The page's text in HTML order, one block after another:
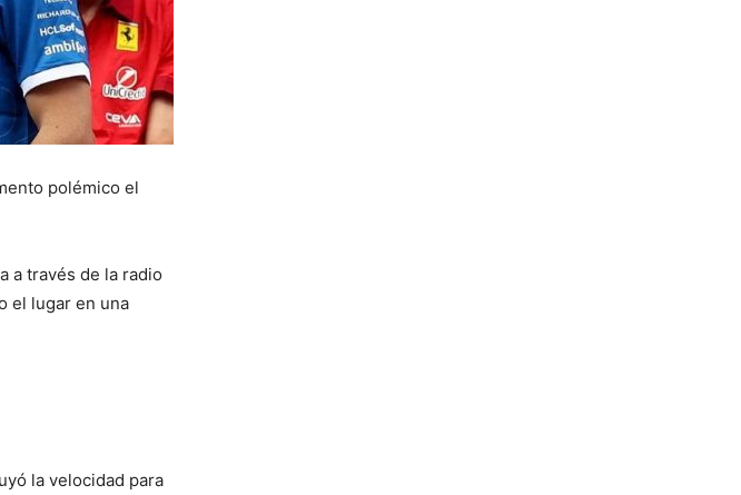
polémico el
a través de la radio
el lugar en una
la velocidad para